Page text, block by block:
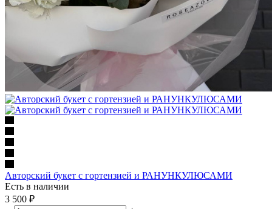
Авторский букет с гортензией и РАНУНКУЛЮСАМИ
Есть в наличии
3 500 ₽